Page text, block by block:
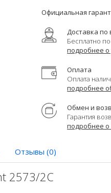
Официальная
Доставка по
Бесплатно
подробнее о
Оплата
Оплата
подробнее
Обмен и
Гарантия
подробнее
Отзывы (0)
2573/2C